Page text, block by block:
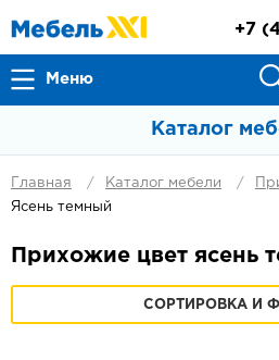
Меню
+7
Каталог
Главная Каталог мебели
Ясень темный
Прихожие цвет ясень
СОРТИРОВКА И